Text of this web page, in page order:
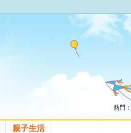
熱門：
親子生活